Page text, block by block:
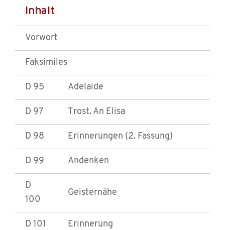
Inhalt
Vorwort
Faksimiles
D 95 Adelaide
D 97 Trost. An Elisa
D 98 Erinnerungen (2. Fassung)
D 99 Andenken
D
100
Geisternähe
D 101 Erinnerung